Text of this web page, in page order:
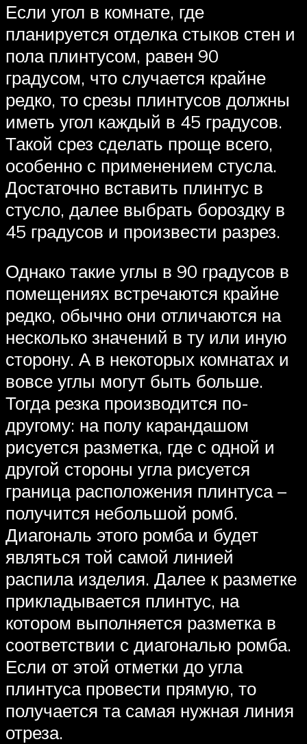
Если угол в комнате, где
планируется отделка стыков стен и
пола плинтусом, равен 90
градусом, что случается крайне
редко, то срезы плинтусов должны
иметь угол каждый в 45 градусов.
Такой срез сделать проще всего,
особенно с применением стусла.
Достаточно вставить плинтус в
стусло, далее выбрать бороздку в
45 градусов и произвести разрез.
Однако такие углы в 90 градусов в
помещениях встречаются крайне
редко, обычно они отличаются на
несколько значений в ту или иную
сторону. А в некоторых комнатах и
вовсе углы могут быть больше.
Тогда резка производится по-
другому: на полу карандашом
рисуется разметка, где с одной и
другой стороны угла рисуется
граница расположения плинтуса –
получится небольшой ромб.
Диагональ этого ромба и будет
являться той самой линией
распила изделия. Далее к разметке
прикладывается плинтус, на
котором выполняется разметка в
соответствии с диагональю ромба.
Если от этой отметки до угла
плинтуса провести прямую, то
получается та самая нужная линия
отреза.